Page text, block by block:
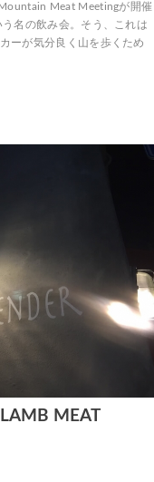
Meat Meetingが開催
名の飲み会。そう、これは
ーが気分良く山を歩くため
MEAT